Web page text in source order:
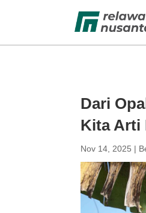
Dari
Kita Arti
Nov 14, 2025 |